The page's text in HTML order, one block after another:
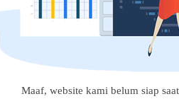
Maaf, website kami belum siap